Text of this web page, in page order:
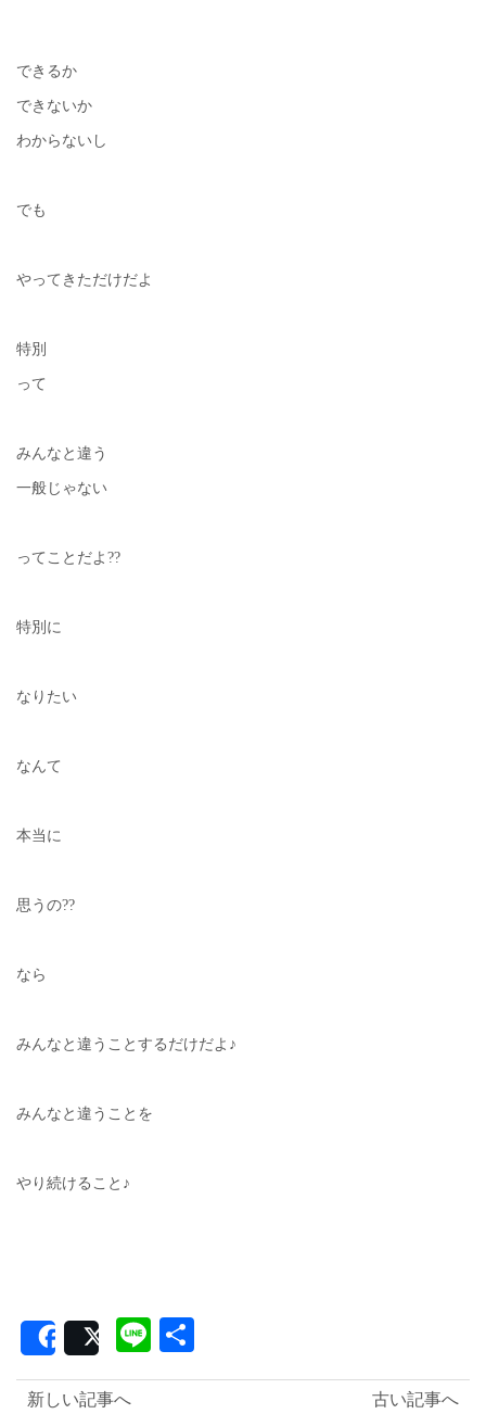
できるか
できないか
わからないし
でも
やってきただけだよ
特別
って
みんなと違う
一般じゃない
ってことだよ??
特別に
なりたい
なんて
本当に
思うの??
なら
みんなと違うことするだけだよ♪
みんなと違うことを
やり続けること♪
SharePost Line
有
古い記事へ
新しい記事へ